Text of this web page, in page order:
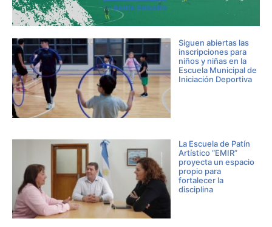
Siguen abiertas las
inscripciones para
niños y niñas en la
Escuela Municipal de
Iniciación Deportiva
La Escuela de Patín
Artístico “EMIR”
proyecta un espacio
propio para
fortalecer la
disciplina